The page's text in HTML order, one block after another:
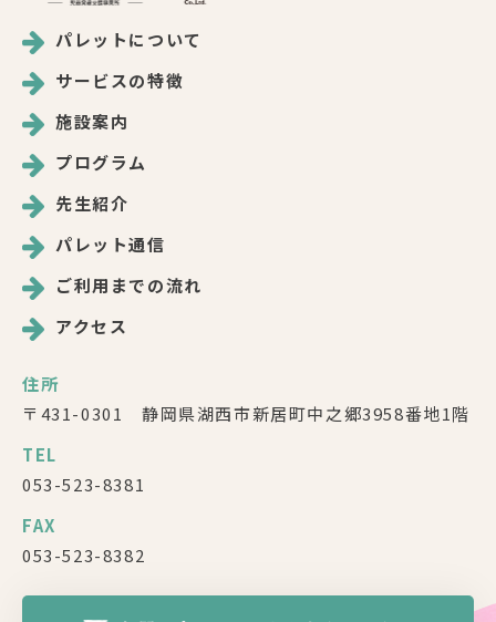
パレットについて
サービスの特徴
施設案内
プログラム
先生紹介
パレット通信
ご利用までの流れ
アクセス
住所
〒431-0301 静岡県湖西市新居町中之郷3958番地1階
TEL
053-523-8381
FAX
053-523-8382